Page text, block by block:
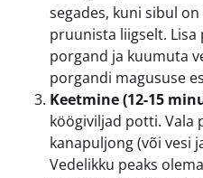
segades, kuni sibul
pruunista liigselt.
porgand ja kuumuta
porgandi magususe
Keetmine (12-15
köögiviljad potti. Vala
kanapuljong (või vesi
Vedelikku peaks